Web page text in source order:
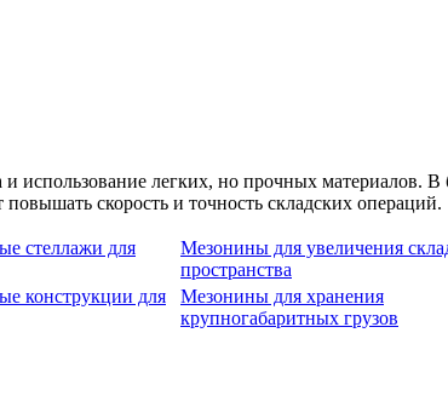
легких, но прочных материалов. В
скорость и точность складских операций.
стеллажи для
Мезонины для увеличения
пространства
конструкции для
Мезонины для хранения
крупногабаритных грузов